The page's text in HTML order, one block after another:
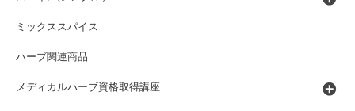
ミックススパイス
ハーブ関連商品
メディカルハーブ資格取得講座